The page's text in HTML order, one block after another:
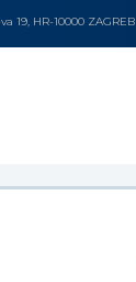
19, HR-10000 ZAGREB